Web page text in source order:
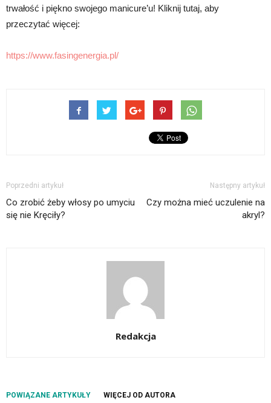
trwałość i piękno swojego manicure’u! Kliknij tutaj, aby
przeczytać więcej:
https://www.fasingenergia.pl/
Poprzedni artykuł
Co zrobić żeby włosy po umyciu
się nie Kręciły?
Następny artykuł
Czy można mieć uczulenie na
akryl?
Redakcja
POWIĄZANE ARTYKUŁY WIĘCEJ OD AUTORA